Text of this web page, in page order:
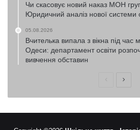
Чи скасовує новий наказ МОН
Юридичний аналіз нової системи
05.08.2026
Вчителька випала з вікна під час
Одеси: департамент освіти
вивчення обставин
Попередня